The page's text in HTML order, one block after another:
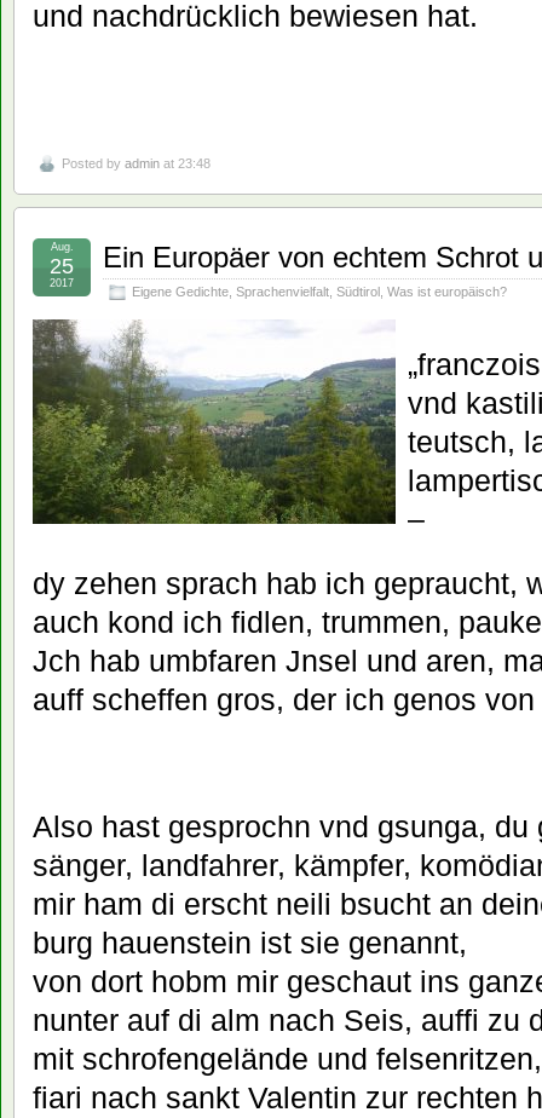
und nachdrücklich bewiesen hat.
Posted by admin at 23:48
Ein Europäer von echtem Schrot
Eigene Gedichte Sprachenvielfalt Südtirol Was ist europäisch?
Aug.
25
2017
vnd
teutsch,
–
dy zehen sprach hab ich gepraucht,
auch kond ich fidlen, trummen,
Jch hab umbfaren Jnsel und aren,
auff scheffen gros, der ich genos von
Also hast gesprochn vnd gsunga, du
sänger, landfahrer, kämpfer,
mir ham di erscht neili bsucht an
burg hauenstein ist sie genannt,
von dort hobm mir geschaut ins
nunter auf di alm nach Seis, auffi zu
mit schrofengelände und felsenritzen,
fiari nach sankt Valentin zur rechten